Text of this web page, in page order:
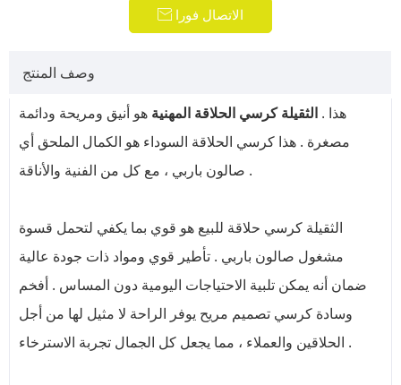
 الاتصال فورا
وصف المنتج
هذا . الثقيلة كرسي الحلاقة المهنية هو أنيق ومريحة ودائمة
مصغرة . هذا كرسي الحلاقة السوداء هو الكمال الملحق أي
صالون باربي ، مع كل من الفنية والأناقة .
الثقيلة كرسي حلاقة للبيع هو قوي بما يكفي لتحمل قسوة
مشغول صالون باربي . تأطير قوي ومواد ذات جودة عالية
ضمان أنه يمكن تلبية الاحتياجات اليومية دون المساس . أفخم
وسادة كرسي تصميم مريح يوفر الراحة لا مثيل لها من أجل
الحلاقين والعملاء ، مما يجعل كل الجمال تجربة الاسترخاء .